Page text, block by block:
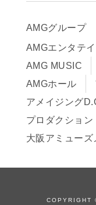
入学までの流
学費サポー
学費について
Q&A
アクセス
サイトポリ
在校生・保
卒業生の皆
AMGグループ
AMGエンタテ
AMG MUSIC
AMGホール
アメイジング
プロダクション
大阪アミュー
COPYRIGHT